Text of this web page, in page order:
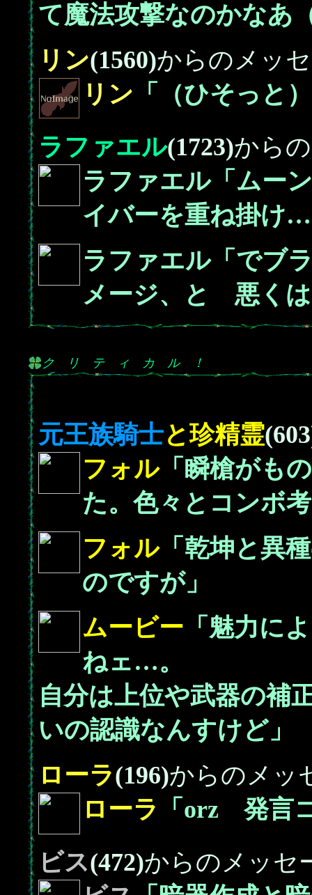
て魔法攻撃なのかな
リン(1560)からのメッ
リン 「（ひそっと
ラファエル(1723)から
ラファエル「ムー
イバーを重ね掛け
ラファエル「でブ
メージ、と 悪く
ク リ テ ィ カ ル ！
元王族騎士と珍精霊
フォル「瞬槍がも
た。色々とコンボ
フォル「乾坤と異
のですが」
ムービー 「魅力に
ねェ…。
自分は上位や武器の補
いの認識なんすけど」
ローラ(196)からのメッ
ローラ
「orz 発言
ビス(472)からのメッセ